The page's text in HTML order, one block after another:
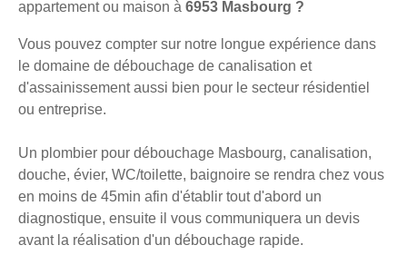
appartement ou maison à 6953 Masbourg ?
Vous pouvez compter sur notre longue expérience dans
le domaine de débouchage de canalisation et
d'assainissement aussi bien pour le secteur résidentiel
ou entreprise.
Un plombier pour débouchage Masbourg, canalisation,
douche, évier, WC/toilette, baignoire se rendra chez vous
en moins de 45min afin d'établir tout d'abord un
diagnostique, ensuite il vous communiquera un devis
avant la réalisation d'un débouchage rapide.